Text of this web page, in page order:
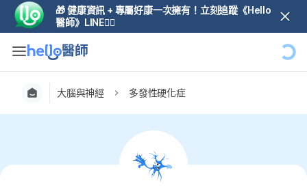
🎁 健康資訊 + 專屬好康一次擁有！立刻追蹤《Hello
醫師》LINE👆🏼
大腦與神經 多發性硬化症